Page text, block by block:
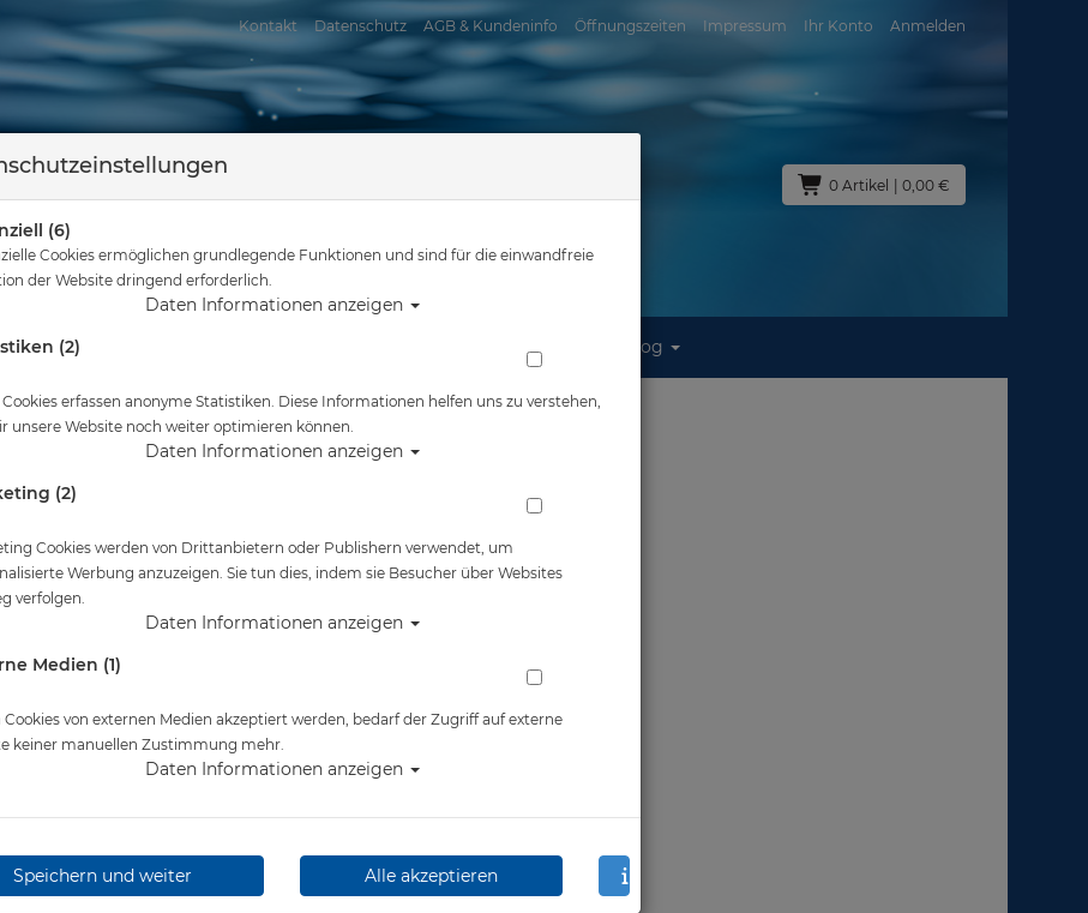
Kontakt Datenschutz AGB & Kundeninfo Öffnungszeiten Impressum Ihr Konto Anmelden
0 Artikel | 0,00 €
Reisen Blog
Sie sind hier Tauchausrüstung Foto & Video Kraken
(6)
Cookies ermöglichen grundlegende Funktionen und sind für die einwandfreie
der Website dringend erforderlich.
Daten Informationen anzeigen
(2)
Cookies erfassen anonyme Statistiken. Diese Informationen helfen uns zu verstehen,
unsere Website noch weiter optimieren können.
Daten Informationen anzeigen
(2)
Cookies werden von Drittanbietern oder Publishern verwendet, um
Werbung anzuzeigen. Sie tun dies, indem sie Besucher über Websites
verfolgen.
Daten Informationen anzeigen
Medien (1)
Cookies von externen Medien akzeptiert werden, bedarf der Zugriff auf externe
keiner manuellen Zustimmung mehr.
Daten Informationen anzeigen
Speichern und weiter Alle akzeptieren